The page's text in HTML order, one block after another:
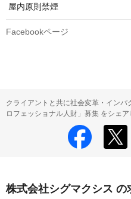
屋内原則禁煙
Facebookページ
クライアントと共に社会変革・イン
ロフェッショナル人財」募集 をシェア
株式会社シグマクシス の